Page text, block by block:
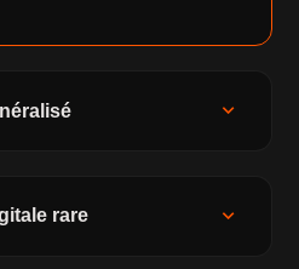
expand_more
rare expand_more